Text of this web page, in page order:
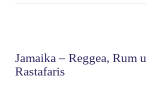
Jamaika – Reggea, Rum
Rastafaris